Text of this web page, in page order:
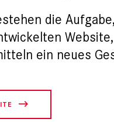
die
ein neues